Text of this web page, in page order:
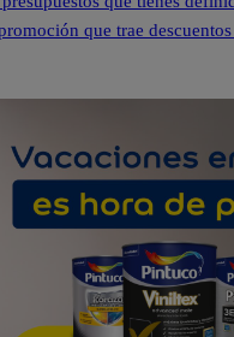
que trae